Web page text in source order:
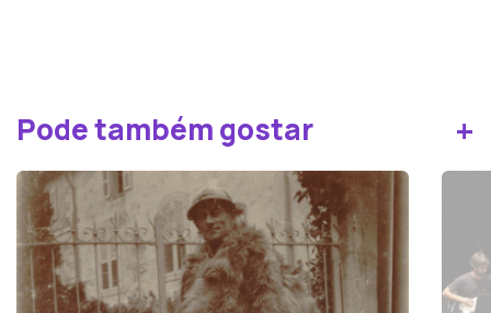
Pode também gostar +